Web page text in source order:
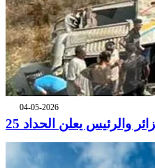
04-05-2026
والرئيس يعلن الحداد